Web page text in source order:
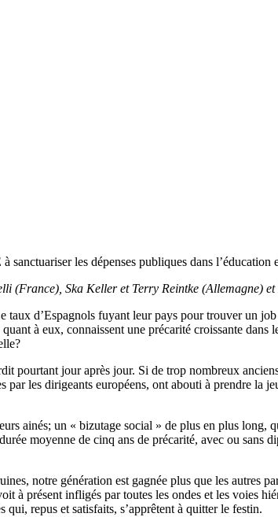
les dépenses publiques dans l’éducation
(France), Ska Keller et Terry Reintke (Allemagne)
d’Espagnols fuyant leur pays pour trouver un
à eux, connaissent une précarité croissante dans
pourtant jour après jour. Si de trop nombreux
les dirigeants européens, ont abouti à prendre la
ainés; un « bizutage social » de plus en plus long,
moyenne de cinq ans de précarité, avec ou sans
notre génération est gagnée plus que les autres
à présent infligés par toutes les ondes et les voies
repus et satisfaits, s’apprêtent à quitter le festin.